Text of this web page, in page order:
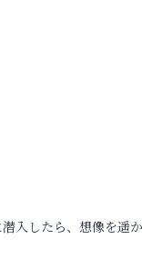
入したら、想像を遥